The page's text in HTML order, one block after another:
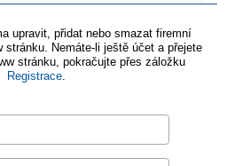
upravit, přidat nebo smazat firemní
stránku. Nemáte-li ještě účet a přejete
stránku, pokračujte přes záložku
Registrace.